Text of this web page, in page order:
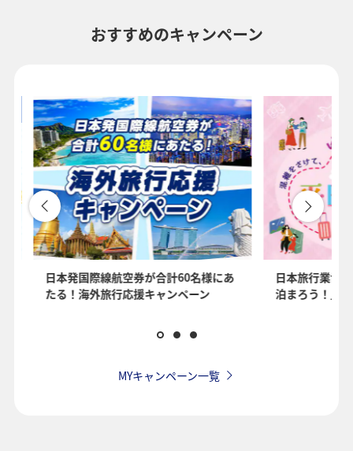
プロモーションコードについて
・表示金額は選択いただいた条件でのもっともおトクな運賃となりま
す。
・表示金額と空席状況は最新ではない場合があります。[検索する]ボタ
ンより最新の空席照会結果をご確認ください。
・「＊」は現在金額が確認できない都市・日付となります。空席照会
結果画面にて最新の情報をご確認ください。
・表示金額には、運賃、燃油特別付加運賃、航空保険特別料金、その
他の各種税金、料金などが含まれます。発券時に再計算するため、変
動する可能性があります。
おすすめのキャンペーン
日本発国際線航空券が合計60名様にあ
たる！海外旅行応援キャンペーン
日本旅行業協
泊まろう！」
MYキャンペーン一覧